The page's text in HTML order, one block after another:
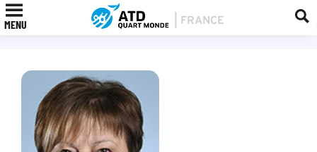
MENU